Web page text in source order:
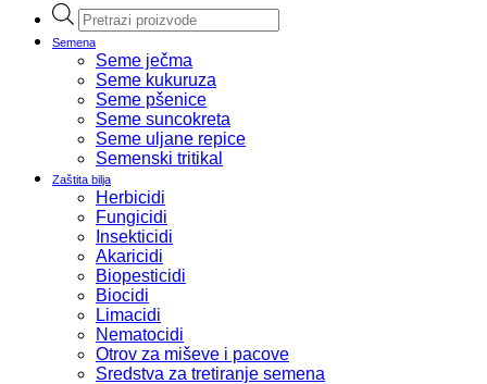
Products
search
Semena
Seme ječma
Seme kukuruza
Seme pšenice
Seme suncokreta
Seme uljane repice
Semenski tritikal
Zaštita bilja
Herbicidi
Fungicidi
Insekticidi
Akaricidi
Biopesticidi
Biocidi
Limacidi
Nematocidi
Otrov za miševe i pacove
Sredstva za tretiranje semena